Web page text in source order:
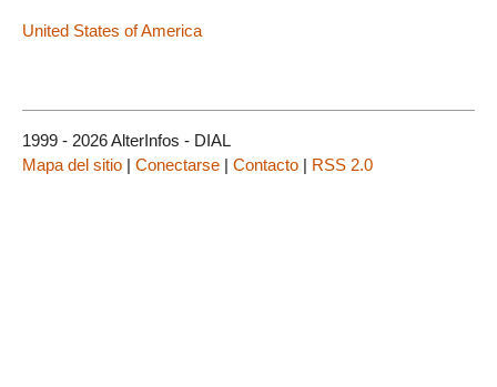
United States of America
1999 - 2026 AlterInfos - DIAL
Mapa del sitio | Conectarse | Contacto | RSS 2.0